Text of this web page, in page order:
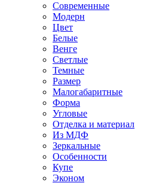
Современные
Модерн
Цвет
Белые
Венге
Светлые
Темные
Размер
Малогабаритные
Форма
Угловые
Отделка и материал
Из МДФ
Зеркальные
Особенности
Купе
Эконом